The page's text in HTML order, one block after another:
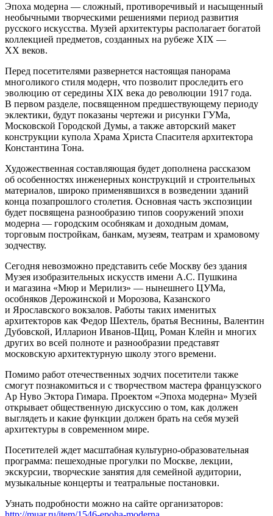
Эпоха модерна — сложный, противоречивый и насыщенный
необычными творческими решениями период развития
русского искусства. Музей архитектуры располагает богатой
коллекцией предметов, созданных на рубеже XIX —
XX веков.
Перед посетителями развернется настоящая панорама
многоликого стиля модерн, что позволит проследить его
эволюцию от середины XIX века до революции 1917 года.
В первом разделе, посвященном предшествующему периоду
эклектики, будут показаны чертежи и рисунки ГУМа,
Московской Городской Думы, а также авторский макет
конструкции купола Храма Христа Спасителя архитектора
Константина Тона.
Художественная составляющая будет дополнена рассказом
об особенностях инженерных конструкций и строительных
материалов, широко применявшихся в возведении зданий
конца позапрошлого столетия. Основная часть экспозиции
будет посвящена разнообразию типов сооружений эпохи
модерна — городским особнякам и доходным домам,
торговым постройкам, банкам, музеям, театрам и храмовому
зодчеству.
Сегодня невозможно представить себе Москву без здания
Музея изобразительных искусств имени А.С. Пушкина
и магазина «Мюр и Мерилиз» — нынешнего ЦУМа,
особняков Дерожинской и Морозова, Казанского
и Ярославского вокзалов. Работы таких именитых
архитекторов как Федор Шехтель, братья Веснины, Валентин
Дубовской, Илларион Иванов-Щиц, Роман Клейн и многих
других во всей полноте и разнообразии представят
московскую архитектурную школу этого времени.
Помимо работ отечественных зодчих посетители также
смогут познакомиться и с творчеством мастера французского
Ар Нуво Эктора Гимара. Проектом «Эпоха модерна» Музей
открывает общественную дискуссию о том, как должен
выглядеть и какие функции должен брать на себя музей
архитектуры в современном мире.
Посетителей ждет масштабная культурно-образовательная
программа: пешеходные прогулки по Москве, лекции,
экскурсии, творческие занятия для семейной аудитории,
музыкальные концерты и театральные постановки.
Узнать подробности можно на сайте организаторов: